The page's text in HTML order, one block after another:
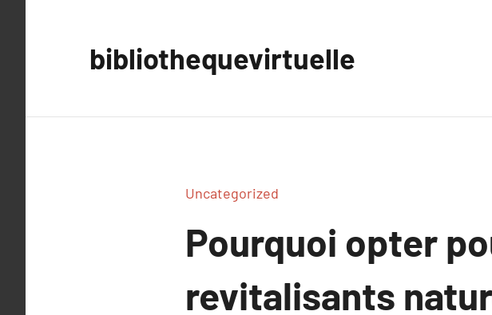
bibliothequevirtuelle
Uncategorized
Pourquoi opter
revitalisants